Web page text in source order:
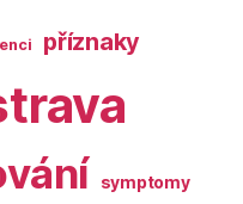
příznaky
symptomy